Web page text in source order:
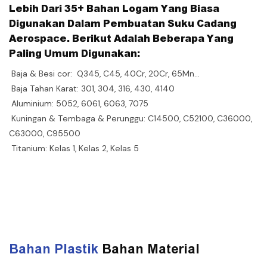
Lebih Dari 35+ Bahan Logam Yang Biasa
Digunakan Dalam Pembuatan Suku Cadang
Aerospace. Berikut Adalah Beberapa Yang
Paling Umum Digunakan:
Baja & Besi cor: Q345, C45, 40Cr, 20Cr, 65Mn…
Baja Tahan Karat: 301, 304, 316, 430, 4140
Aluminium: 5052, 6061, 6063, 7075
Kuningan & Tembaga & Perunggu: C14500, C52100, C36000,
C63000, C95500
Titanium: Kelas 1, Kelas 2, Kelas 5
Bahan Plastik Bahan Material